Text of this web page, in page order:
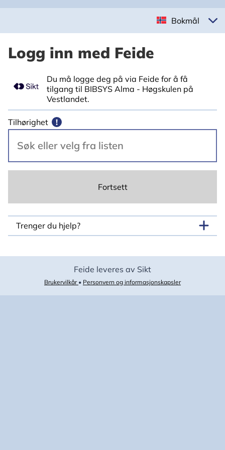
Bokmål
Logg inn med Feide
Du må logge deg på via Feide for å få
tilgang til BIBSYS Alma - Høgskulen på
Vestlandet.
Tilhørighet !
Fortsett
Trenger du hjelp?
Feide leveres av Sikt
Brukervilkår • Personvern og informasjonskapsler